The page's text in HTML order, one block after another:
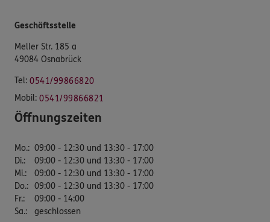
Geschäftsstelle
Meller Str. 185 a
49084 Osnabrück
Tel: 0541/99866820
Mobil: 0541/99866821
Öffnungszeiten
Mo.: 09:00 - 12:30 und 13:30 - 17:00
Di.:
09:00 - 12:30 und 13:30 - 17:00
Mi.:
09:00 - 12:30 und 13:30 - 17:00
Do.: 09:00 - 12:30 und 13:30 - 17:00
Fr.:
09:00 - 14:00
Sa.: geschlossen